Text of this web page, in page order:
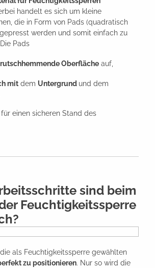
handelt es sich um kleine
die in Form von Pads (quadratisch
werden und somit einfach zu
Pads
rutschhemmende Oberfläche auf,
mit dem Untergrund und dem
einen sicheren Stand des
sind beim
Feuchtigkeitssperre
als Feuchtigkeitssperre gewählten
zu positionieren. Nur so wird die